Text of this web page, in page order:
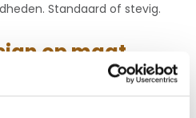
Standaard of stevig.
op maat